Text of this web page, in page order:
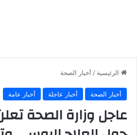
الرئيسية / أخبار الصحة
أخبار الصحة أخبار عاجلة أخبار عامة
عاجل وزارة الصحة